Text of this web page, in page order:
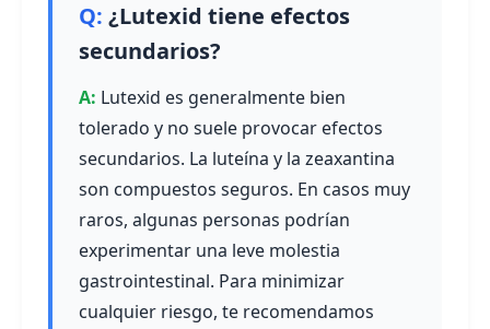
¿Lutexid tiene efectos
secundarios?
Lutexid es generalmente bien
tolerado y no suele provocar efectos
secundarios. La luteína y la zeaxantina
son compuestos seguros. En casos muy
raros, algunas personas podrían
experimentar una leve molestia
gastrointestinal. Para minimizar
cualquier riesgo, te recomendamos